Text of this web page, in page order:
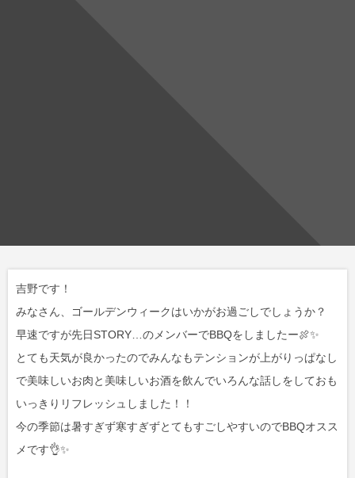
吉野です！
みなさん、ゴールデンウィークはいかがお過ごしでしょうか？
早速ですが先日STORY…のメンバーでBBQをしましたー🍖✨
とても天気が良かったのでみんなもテンションが上がりっぱなし
で美味しいお肉と美味しいお酒を飲んでいろんな話しをしておも
いっきりリフレッシュしました！！
今の季節は暑すぎず寒すぎずとてもすごしやすいのでBBQオスス
メです👌✨